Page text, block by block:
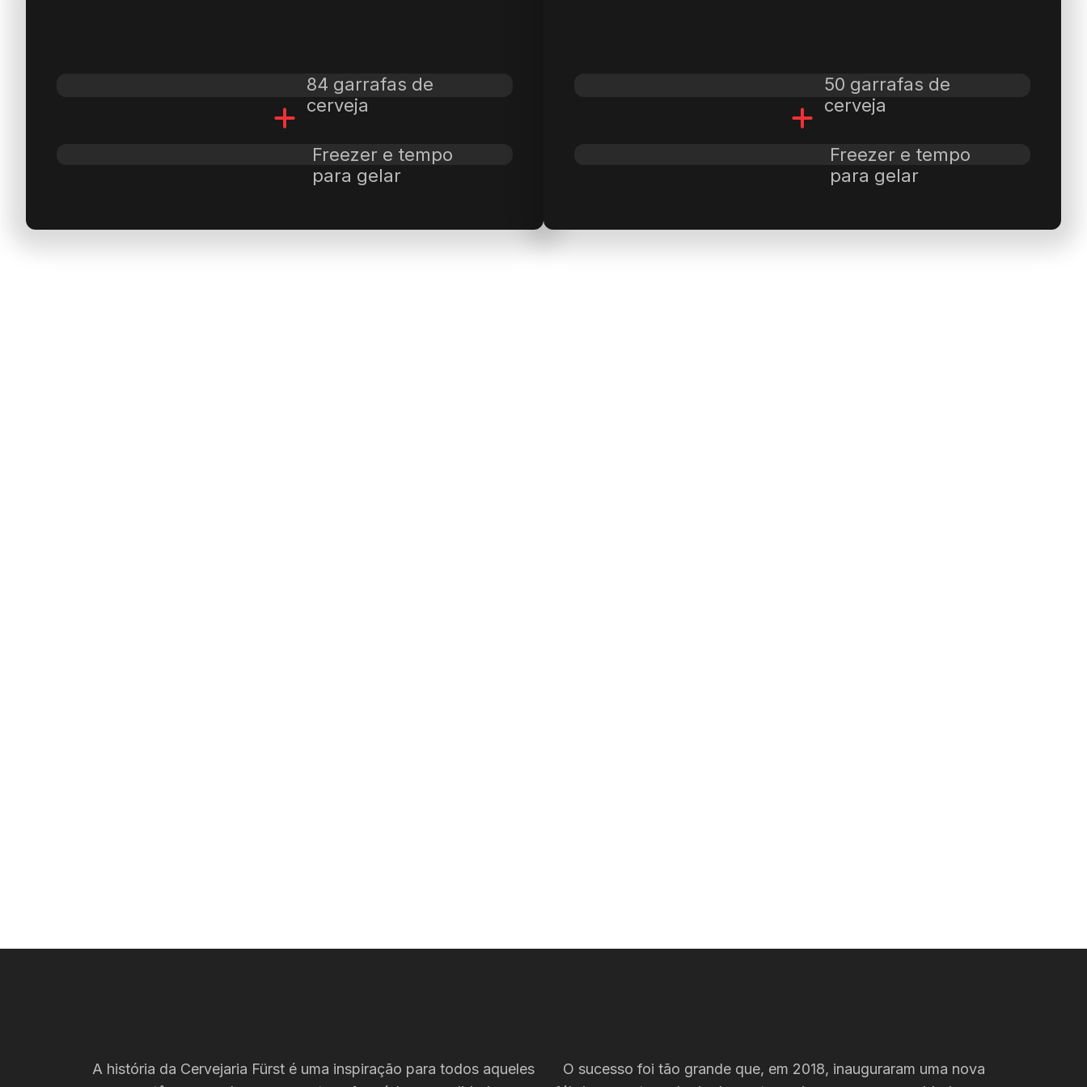
84 garrafas de
cerveja
Freezer e tempo
para gelar
50 garrafas de
cerveja
Freezer e tempo
para gelar
A história da Cervejaria Fürst é uma inspiração para todos aqueles
O sucesso foi tão grande que, em 2018, inauguraram uma nova